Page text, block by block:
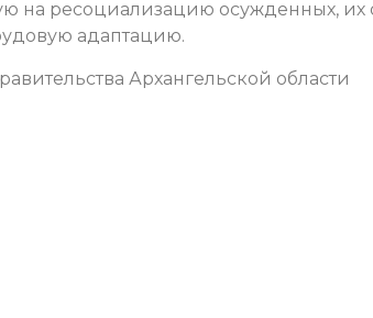
на ресоциализацию осужденных, их
адаптацию.
Архангельской области